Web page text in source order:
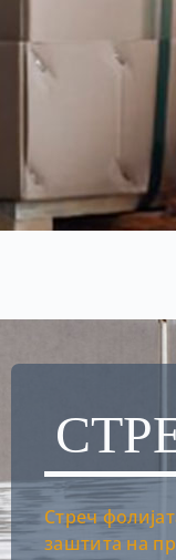
Стреч
заштита на